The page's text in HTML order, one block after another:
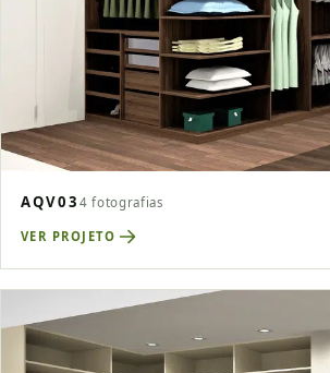
AQV03 4 fotografias
VER PROJETO